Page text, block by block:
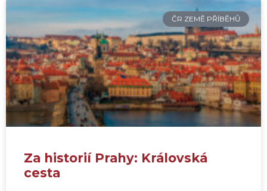
ČR ZEMĚ PŘÍBĚHŮ
Za historií Prahy: Královská
cesta